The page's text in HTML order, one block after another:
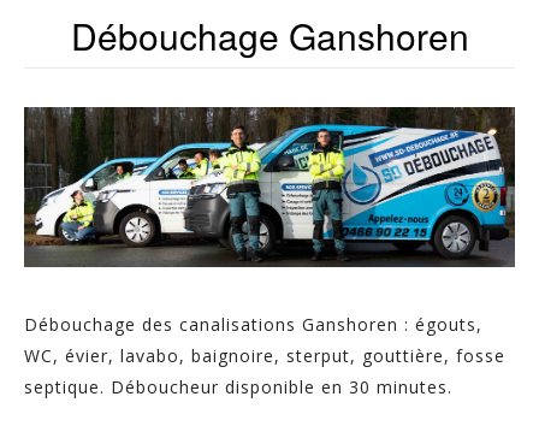
Débouchage Ganshoren
Débouchage des canalisations Ganshoren : égouts,
WC, évier, lavabo, baignoire, sterput, gouttière, fosse
septique. Déboucheur disponible en 30 minutes.